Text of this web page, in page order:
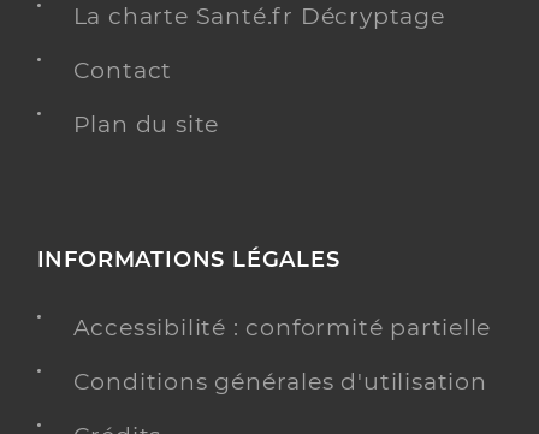
La charte Santé.fr Décryptage
Contact
Plan du site
INFORMATIONS LÉGALES
Accessibilité : conformité partielle
Conditions générales d'utilisation